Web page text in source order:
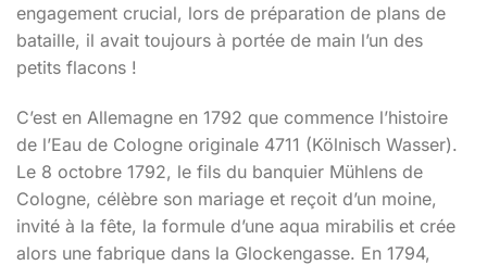
engagement crucial, lors de préparation de plans de
bataille, il avait toujours à portée de main l’un des
petits flacons !
C’est en Allemagne en 1792 que commence l’histoire
de l’Eau de Cologne originale 4711 (Kölnisch Wasser).
Le 8 octobre 1792, le fils du banquier Mühlens de
Cologne, célèbre son mariage et reçoit d’un moine,
invité à la fête, la formule d’une aqua mirabilis et crée
alors une fabrique dans la Glockengasse. En 1794,